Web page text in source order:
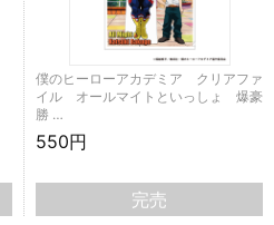
僕のヒーローアカデミア クリアファ
イル オールマイトといっしょ 爆豪
勝 …
550円
完売